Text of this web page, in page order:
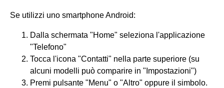
Se utilizzi uno smartphone Android:
Dalla schermata "Home" seleziona l'applicazione
"Telefono"
Tocca l'icona "Contatti" nella parte superiore (su
alcuni modelli può comparire in "Impostazioni")
Premi pulsante "Menu" o "Altro" oppure il simbolo.